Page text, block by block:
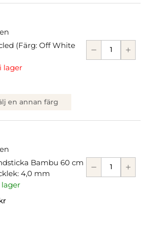
(Färg: Off White
lager
en annan färg
Bambu 60 cm
4,0 mm
lager